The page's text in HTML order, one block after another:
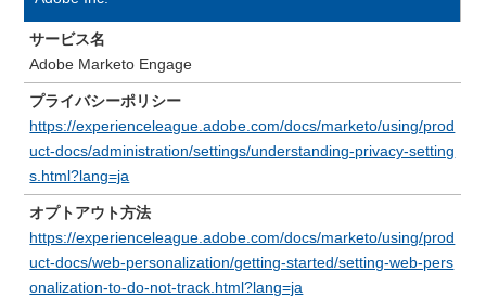
サービス名
Adobe Marketo Engage
プライバシーポリシー
https://experienceleague.adobe.com/docs/marketo/using/prod
uct-docs/administration/settings/understanding-privacy-setting
s.html?lang=ja
オプトアウト方法
https://experienceleague.adobe.com/docs/marketo/using/prod
uct-docs/web-personalization/getting-started/setting-web-pers
onalization-to-do-not-track.html?lang=ja